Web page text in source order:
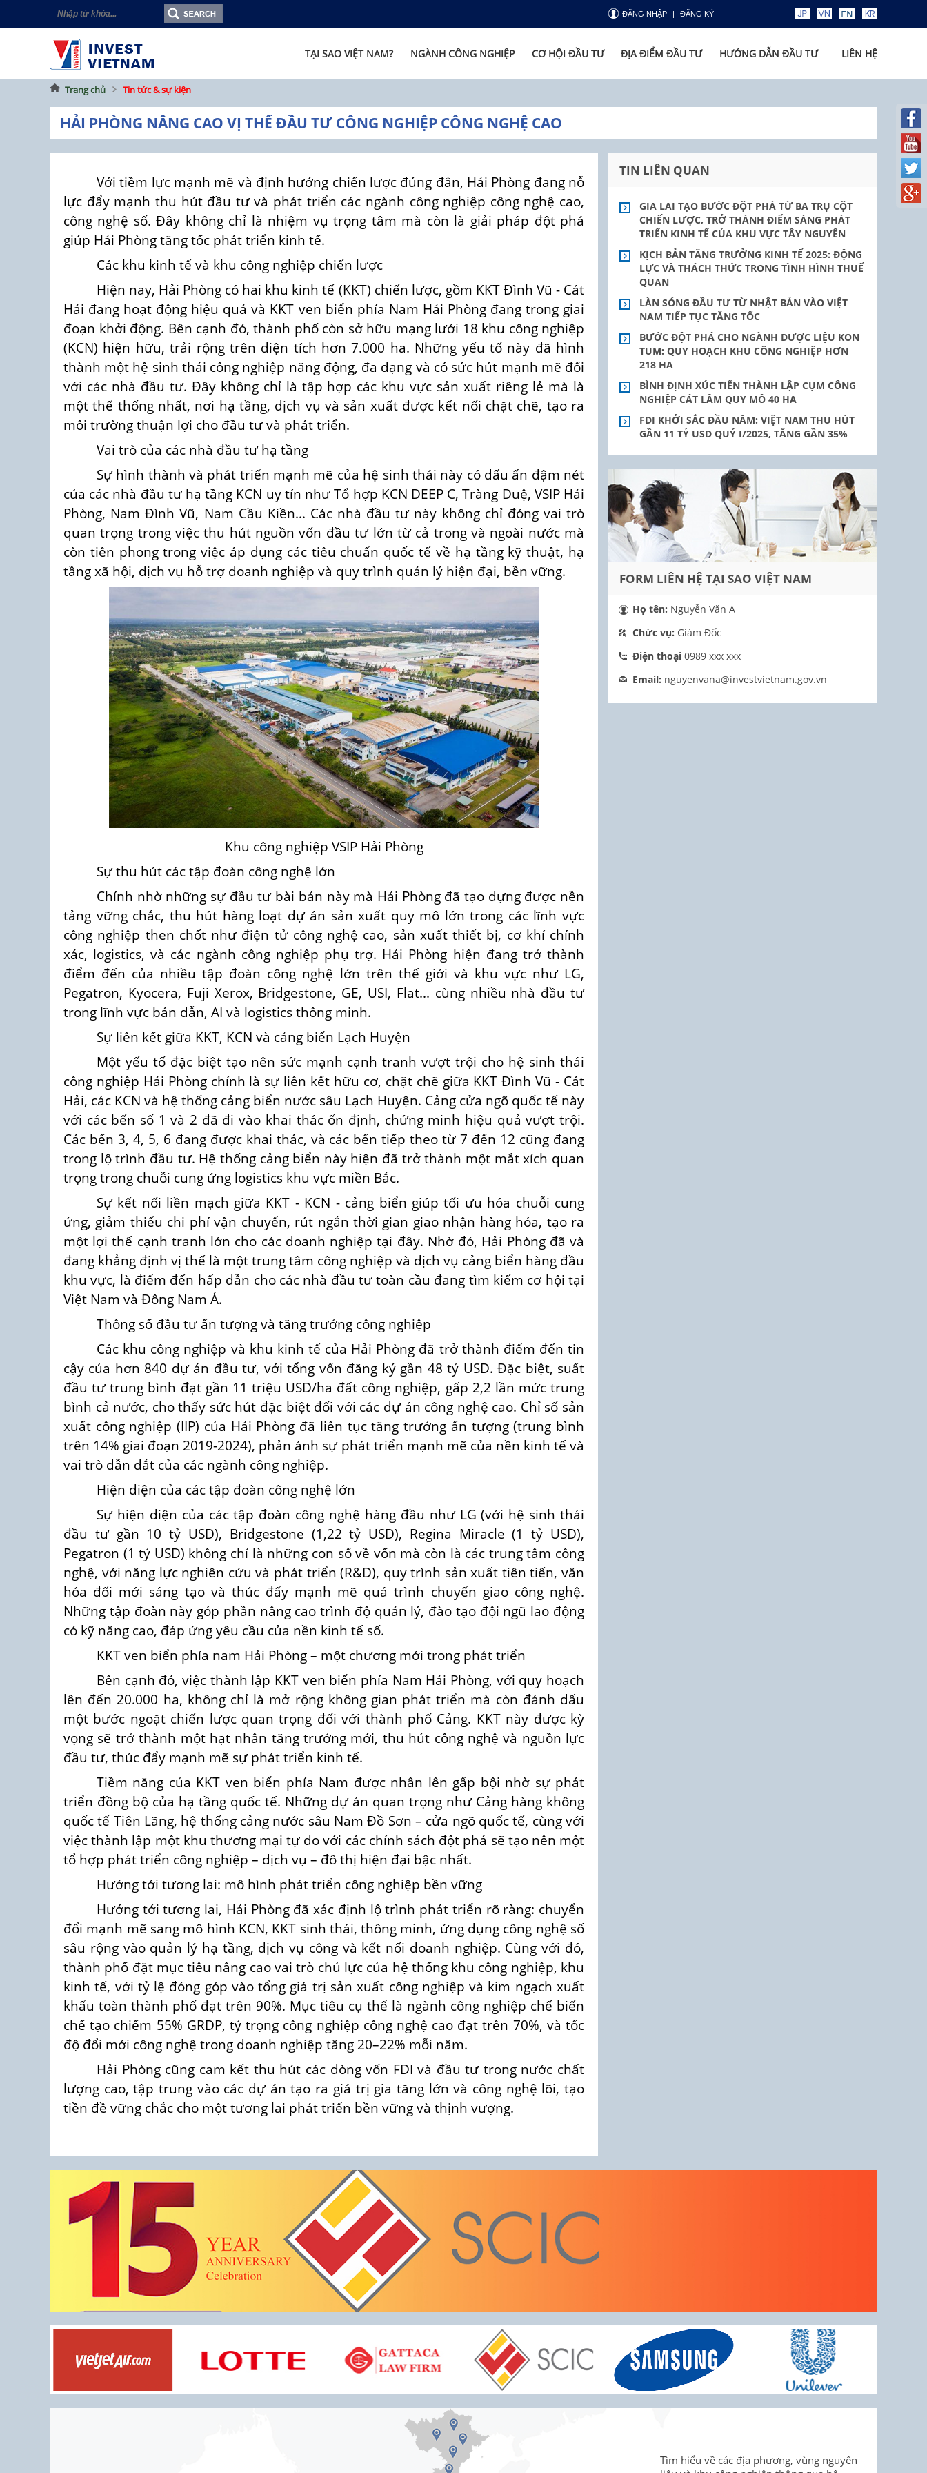
ĐĂNG NHẬP ĐĂNG KÝ
LIÊN HỆ
HƯỚNG DẪN ĐẦU TƯ
ĐỊA ĐIỂM ĐẦU TƯ
CƠ HỘI ĐẦU TƯ
NGÀNH CÔNG NGHIỆP
TẠI SAO VIỆT NAM?
Trang chủ Tin tức & sự kiện
HẢI PHÒNG NÂNG CAO VỊ THẾ ĐẦU TƯ CÔNG NGHIỆP CÔNG NGHỆ CAO
Với tiềm lực mạnh mẽ và định hướng chiến lược đúng đắn, Hải Phòng đang nỗ
lực đẩy mạnh thu hút đầu tư và phát triển các ngành công nghiệp công nghệ cao,
công nghệ số. Đây không chỉ là nhiệm vụ trọng tâm mà còn là giải pháp đột phá
giúp Hải Phòng tăng tốc phát triển kinh tế.
Các khu kinh tế và khu công nghiệp chiến lược
Hiện nay, Hải Phòng có hai khu kinh tế (KKT) chiến lược, gồm KKT Đình Vũ - Cát
Hải đang hoạt động hiệu quả và KKT ven biển phía Nam Hải Phòng đang trong giai
đoạn khởi động. Bên cạnh đó, thành phố còn sở hữu mạng lưới 18 khu công nghiệp
(KCN) hiện hữu, trải rộng trên diện tích hơn 7.000 ha. Những yếu tố này đã hình
thành một hệ sinh thái công nghiệp năng động, đa dạng và có sức hút mạnh mẽ đối
với các nhà đầu tư. Đây không chỉ là tập hợp các khu vực sản xuất riêng lẻ mà là
một thể thống nhất, nơi hạ tầng, dịch vụ và sản xuất được kết nối chặt chẽ, tạo ra
môi trường thuận lợi cho đầu tư và phát triển.
Vai trò của các nhà đầu tư hạ tầng
Sự hình thành và phát triển mạnh mẽ của hệ sinh thái này có dấu ấn đậm nét
của các nhà đầu tư hạ tầng KCN uy tín như Tổ hợp KCN DEEP C, Tràng Duệ, VSIP Hải
Phòng, Nam Đình Vũ, Nam Cầu Kiền... Các nhà đầu tư này không chỉ đóng vai trò
quan trọng trong việc thu hút nguồn vốn đầu tư lớn từ cả trong và ngoài nước mà
còn tiên phong trong việc áp dụng các tiêu chuẩn quốc tế về hạ tầng kỹ thuật, hạ
tầng xã hội, dịch vụ hỗ trợ doanh nghiệp và quy trình quản lý hiện đại, bền vững.
Khu công nghiệp VSIP Hải Phòng
Sự thu hút các tập đoàn công nghệ lớn
Chính nhờ những sự đầu tư bài bản này mà Hải Phòng đã tạo dựng được nền
tảng vững chắc, thu hút hàng loạt dự án sản xuất quy mô lớn trong các lĩnh vực
công nghiệp then chốt như điện tử công nghệ cao, sản xuất thiết bị, cơ khí chính
xác, logistics, và các ngành công nghiệp phụ trợ. Hải Phòng hiện đang trở thành
điểm đến của nhiều tập đoàn công nghệ lớn trên thế giới và khu vực như LG,
Pegatron, Kyocera, Fuji Xerox, Bridgestone, GE, USI, Flat... cùng nhiều nhà đầu tư
trong lĩnh vực bán dẫn, AI và logistics thông minh.
Sự liên kết giữa KKT, KCN và cảng biển Lạch Huyện
Một yếu tố đặc biệt tạo nên sức mạnh cạnh tranh vượt trội cho hệ sinh thái
công nghiệp Hải Phòng chính là sự liên kết hữu cơ, chặt chẽ giữa KKT Đình Vũ - Cát
Hải, các KCN và hệ thống cảng biển nước sâu Lạch Huyện. Cảng cửa ngõ quốc tế này
với các bến số 1 và 2 đã đi vào khai thác ổn định, chứng minh hiệu quả vượt trội.
Các bến 3, 4, 5, 6 đang được khai thác, và các bến tiếp theo từ 7 đến 12 cũng đang
trong lộ trình đầu tư. Hệ thống cảng biển này hiện đã trở thành một mắt xích quan
trọng trong chuỗi cung ứng logistics khu vực miền Bắc.
Sự kết nối liền mạch giữa KKT - KCN - cảng biển giúp tối ưu hóa chuỗi cung
ứng, giảm thiểu chi phí vận chuyển, rút ngắn thời gian giao nhận hàng hóa, tạo ra
một lợi thế cạnh tranh lớn cho các doanh nghiệp tại đây. Nhờ đó, Hải Phòng đã và
đang khẳng định vị thế là một trung tâm công nghiệp và dịch vụ cảng biển hàng đầu
khu vực, là điểm đến hấp dẫn cho các nhà đầu tư toàn cầu đang tìm kiếm cơ hội tại
Việt Nam và Đông Nam Á.
Thông số đầu tư ấn tượng và tăng trưởng công nghiệp
Các khu công nghiệp và khu kinh tế của Hải Phòng đã trở thành điểm đến tin
cậy của hơn 840 dự án đầu tư, với tổng vốn đăng ký gần 48 tỷ USD. Đặc biệt, suất
đầu tư trung bình đạt gần 11 triệu USD/ha đất công nghiệp, gấp 2,2 lần mức trung
bình cả nước, cho thấy sức hút đặc biệt đối với các dự án công nghệ cao. Chỉ số sản
xuất công nghiệp (IIP) của Hải Phòng đã liên tục tăng trưởng ấn tượng (trung bình
trên 14% giai đoạn 2019-2024), phản ánh sự phát triển mạnh mẽ của nền kinh tế và
vai trò dẫn dắt của các ngành công nghiệp.
Hiện diện của các tập đoàn công nghệ lớn
Sự hiện diện của các tập đoàn công nghệ hàng đầu như LG (với hệ sinh thái
đầu tư gần 10 tỷ USD), Bridgestone (1,22 tỷ USD), Regina Miracle (1 tỷ USD),
Pegatron (1 tỷ USD) không chỉ là những con số về vốn mà còn là các trung tâm công
nghệ, với năng lực nghiên cứu và phát triển (R&D), quy trình sản xuất tiên tiến, văn
hóa đổi mới sáng tạo và thúc đẩy mạnh mẽ quá trình chuyển giao công nghệ.
Những tập đoàn này góp phần nâng cao trình độ quản lý, đào tạo đội ngũ lao động
có kỹ năng cao, đáp ứng yêu cầu của nền kinh tế số.
KKT ven biển phía nam Hải Phòng – một chương mới trong phát triển
Bên cạnh đó, việc thành lập KKT ven biển phía Nam Hải Phòng, với quy hoạch
lên đến 20.000 ha, không chỉ là mở rộng không gian phát triển mà còn đánh dấu
một bước ngoặt chiến lược quan trọng đối với thành phố Cảng. KKT này được kỳ
vọng sẽ trở thành một hạt nhân tăng trưởng mới, thu hút công nghệ và nguồn lực
đầu tư, thúc đẩy mạnh mẽ sự phát triển kinh tế.
Tiềm năng của KKT ven biển phía Nam được nhân lên gấp bội nhờ sự phát
triển đồng bộ của hạ tầng quốc tế. Những dự án quan trọng như Cảng hàng không
quốc tế Tiên Lãng, hệ thống cảng nước sâu Nam Đồ Sơn – cửa ngõ quốc tế, cùng với
việc thành lập một khu thương mại tự do với các chính sách đột phá sẽ tạo nên một
tổ hợp phát triển công nghiệp – dịch vụ – đô thị hiện đại bậc nhất.
Hướng tới tương lai: mô hình phát triển công nghiệp bền vững
Hướng tới tương lai, Hải Phòng đã xác định lộ trình phát triển rõ ràng: chuyển
đổi mạnh mẽ sang mô hình KCN, KKT sinh thái, thông minh, ứng dụng công nghệ số
sâu rộng vào quản lý hạ tầng, dịch vụ công và kết nối doanh nghiệp. Cùng với đó,
thành phố đặt mục tiêu nâng cao vai trò chủ lực của hệ thống khu công nghiệp, khu
kinh tế, với tỷ lệ đóng góp vào tổng giá trị sản xuất công nghiệp và kim ngạch xuất
khẩu toàn thành phố đạt trên 90%. Mục tiêu cụ thể là ngành công nghiệp chế biến
chế tạo chiếm 55% GRDP, tỷ trọng công nghiệp công nghệ cao đạt trên 70%, và tốc
độ đổi mới công nghệ trong doanh nghiệp tăng 20–22% mỗi năm.
Hải Phòng cũng cam kết thu hút các dòng vốn FDI và đầu tư trong nước chất
lượng cao, tập trung vào các dự án tạo ra giá trị gia tăng lớn và công nghệ lõi, tạo
tiền đề vững chắc cho một tương lai phát triển bền vững và thịnh vượng.
TIN LIÊN QUAN
GIA LAI TẠO BƯỚC ĐỘT PHÁ TỪ BA TRỤ CỘT
CHIẾN LƯỢC, TRỞ THÀNH ĐIỂM SÁNG PHÁT
TRIỂN KINH TẾ CỦA KHU VỰC TÂY NGUYÊN
KỊCH BẢN TĂNG TRƯỞNG KINH TẾ 2025: ĐỘNG
LỰC VÀ THÁCH THỨC TRONG TÌNH HÌNH THUẾ
QUAN
LÀN SÓNG ĐẦU TƯ TỪ NHẬT BẢN VÀO VIỆT
NAM TIẾP TỤC TĂNG TỐC
BƯỚC ĐỘT PHÁ CHO NGÀNH DƯỢC LIỆU KON
TUM: QUY HOẠCH KHU CÔNG NGHIỆP HƠN
218 HA
BÌNH ĐỊNH XÚC TIẾN THÀNH LẬP CỤM CÔNG
NGHIỆP CÁT LÂM QUY MÔ 40 HA
FDI KHỞI SẮC ĐẦU NĂM: VIỆT NAM THU HÚT
GẦN 11 TỶ USD QUÝ I/2025, TĂNG GẦN 35%
FORM LIÊN HỆ TẠI SAO VIỆT NAM
Họ tên: Nguyễn Văn A
Chức vụ: Giám Đốc
Điện thoại 0989 xxx xxx
Email: nguyenvana@investvietnam.gov.vn
Tìm hiểu về các địa phương, vùng nguyên